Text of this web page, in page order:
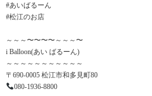
#あいばるーん
#松江のお店
～～～〜〜〜〜～～～〜
i Balloon(あい ばるーん)
～～～～～～～～～～～
〒690-0005 松江市和多見町80
080-1936-8800